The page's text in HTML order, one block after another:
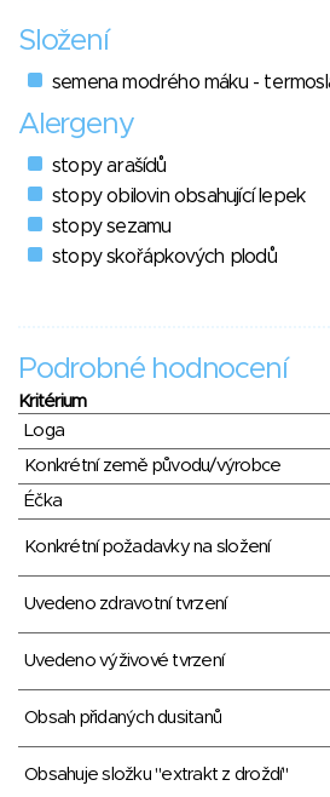
Složení
semena modrého máku -
Alergeny
stopy arašídů
stopy obilovin obsahující lepek
stopy sezamu
stopy skořápkových plodů
Podrobné hodnocení
Kritérium
Loga
Konkrétní země původu/výrobce
Éčka
Konkrétní požadavky na složení
Uvedeno zdravotní tvrzení
Uvedeno výživové tvrzení
Obsah přidaných dusitanů
Obsahuje složku "extrakt z droždí"